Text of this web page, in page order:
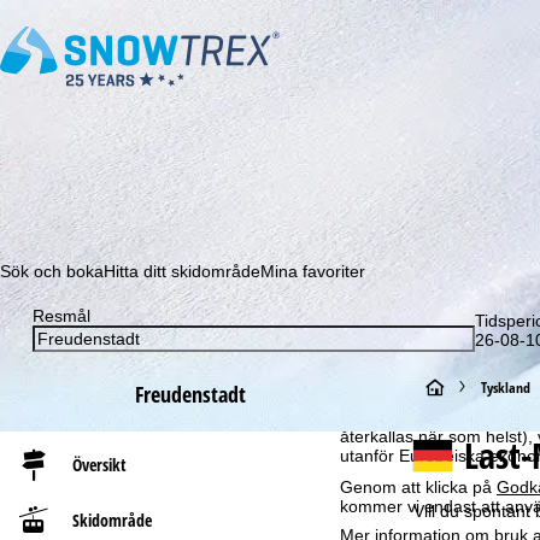
Om cookies
För att kunna erbjuda
GmbH – också delar
om slutenhet och
återkallas när som
utanför Europeiska
Genom att klicka på
kommer vi endast att
Mer information om bruk
Prenumerera på vårt nyhetsbrev och missa aldrig
Sök och bokaHitta ditt skidområdeMina favoriter
Resmål
26-08-
Freudenstadt
Översikt
Skidområde
S
t
a
r
Tyskland
Vill du spontant